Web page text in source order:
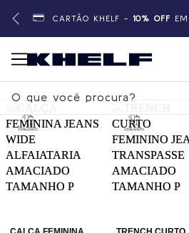
CARTÃO KHELF - 10% OFF